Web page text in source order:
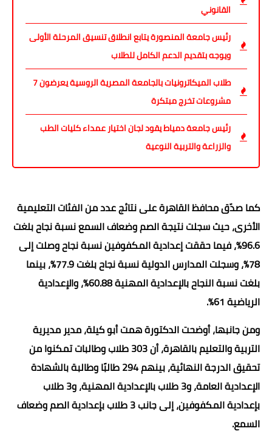
القانوني
رئيس جامعة المنصورة يتابع انطلاق تنسيق المرحلة الأولى
ويوجه بتقديم الدعم الكامل للطلاب
طلاب الميكاترونيات بالجامعة المصرية الروسية يعرضون 7
مشروعات تخرج مبتكرة
رئيس جامعة دمياط يقود لجان اختيار عمداء كليات الطب
والزراعة والتربية النوعية
كما صدّق محافظ القاهرة على نتائج عدد من الفئات التعليمية
الأخرى، حيث سجلت نتيجة الصم وضعاف السمع نسبة نجاح بلغت
96.6%، فيما حققت إعدادية المكفوفين نسبة نجاح وصلت إلى
78%، وسجلت المدارس الدولية نسبة نجاح بلغت 77.9%، بينما
بلغت نسبة النجاح بالإعدادية المهنية 60.88%، والإعدادية
الرياضية 61%.
ومن جانبها، أوضحت الدكتورة همت أبو كيلة، مدير مديرية
التربية والتعليم بالقاهرة، أن 303 طلاب وطالبات تمكنوا من
تحقيق الدرجة النهائية، بينهم 294 طالبًا وطالبة بالشهادة
الإعدادية العامة، و3 طلاب بالإعدادية المهنية، و3 طلاب
بإعدادية المكفوفين، إلى جانب 3 طلاب بإعدادية الصم وضعاف
السمع.